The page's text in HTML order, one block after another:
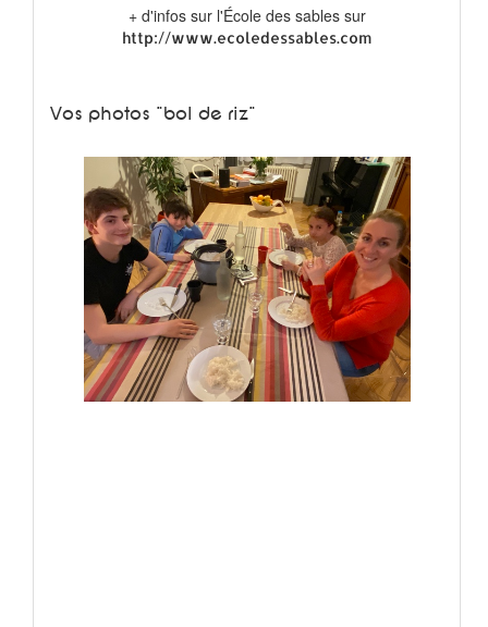
+ d'infos sur l'École des sables sur
http://www.ecoledessables.com
Vos photos "bol de riz"